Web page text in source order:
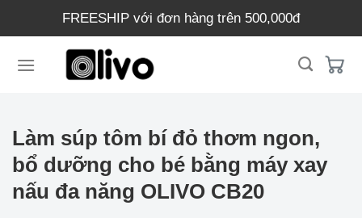
dung
FREESHIP với đơn hàng trên 500,000đ
Làm súp tôm bí đỏ thơm ngon,
bổ dưỡng cho bé bằng máy xay
nấu đa năng OLIVO CB20